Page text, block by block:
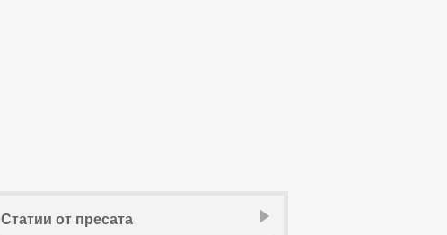
Статии от пресата